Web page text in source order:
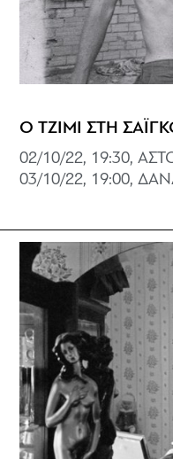
Ο ΤΖΙΜΙ ΣΤΗ
02/10/22, 19:30,
03/10/22, 19:00,